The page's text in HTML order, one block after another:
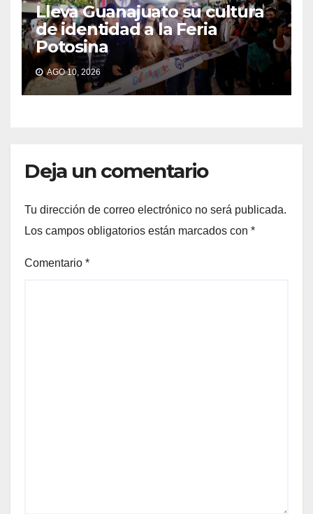
Lleva Guanajuato su cultura
de identidad a la Feria
Potosina
AGO 10, 2026
Deja un comentario
Tu dirección de correo electrónico no será publicada.
Los campos obligatorios están marcados con *
Comentario *